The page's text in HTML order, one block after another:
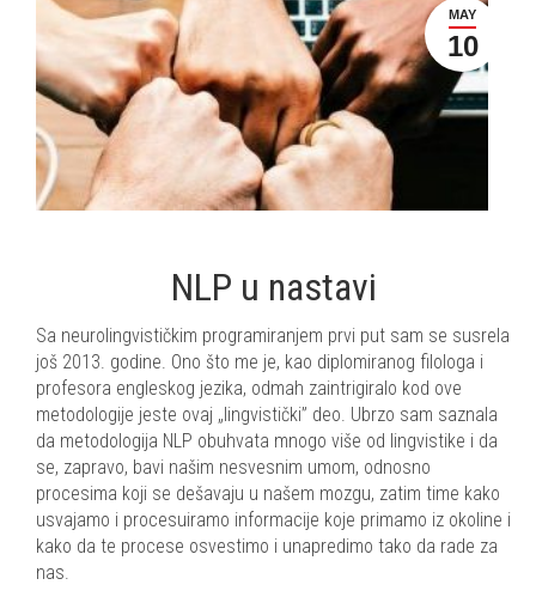
MAY
10
NLP u nastavi
Sa neurolingvističkim programiranjem prvi put sam se susrela
još 2013. godine. Ono što me je, kao diplomiranog filologa i
profesora engleskog jezika, odmah zaintrigiralo kod ove
metodologije jeste ovaj „lingvistički” deo. Ubrzo sam saznala
da metodologija NLP obuhvata mnogo više od lingvistike i da
se, zapravo, bavi našim nesvesnim umom, odnosno
procesima koji se dešavaju u našem mozgu, zatim time kako
usvajamo i procesuiramo informacije koje primamo iz okoline i
kako da te procese osvestimo i unapredimo tako da rade za
nas.